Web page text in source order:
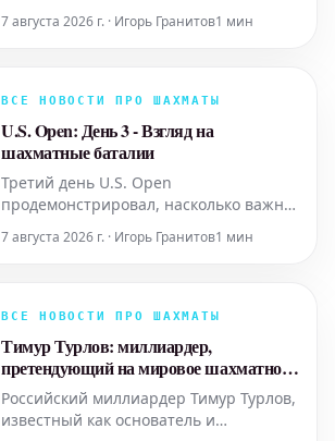
неожиданными поворотами. В
индийский гроссмейстер
стабильно высокий уровень игры. Не
менее впечатляющей выгляди
7 августа 2026 г. · Игорь Гранитов1 мин
ВСЕ НОВОСТИ ПРО ШАХМАТЫ
U.S. Open: День 3 - Взгляд на
шахматные баталии
Третий день U.S. Open
продемонстрировал, насколько важна
взгляд, некоторые партии могли
стратегические решения и
продолжали демонстрировать
высокий уровень мастерст
7 августа 2026 г. · Игорь Гранитов1 мин
ВСЕ НОВОСТИ ПРО ШАХМАТЫ
Тимур Турлов: миллиардер,
претендующий на мировое шахматное
господство
Российский миллиардер Тимур Турлов,
известный как основатель и